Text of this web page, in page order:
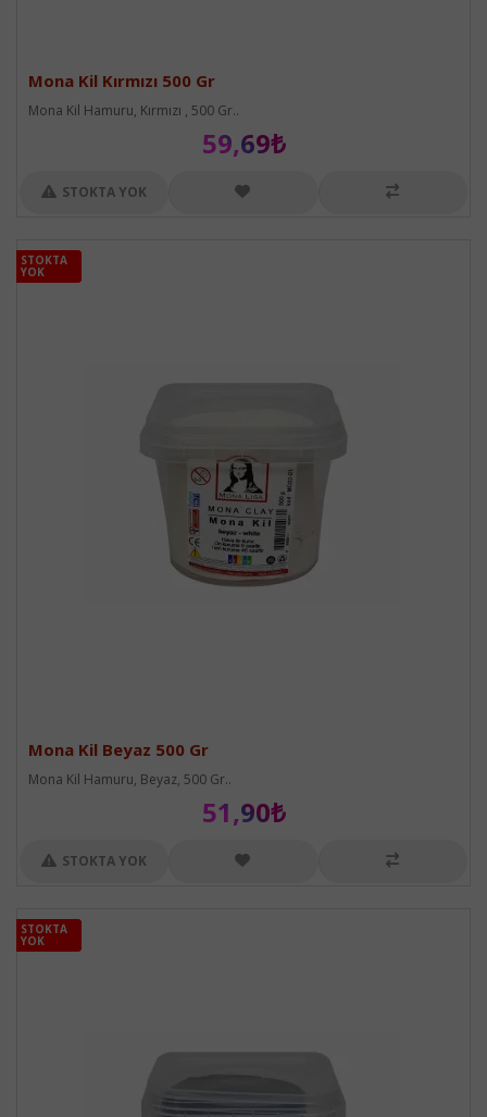
Mona Kil Kırmızı 500 Gr
Mona Kil Hamuru, Kırmızı , 500 Gr..
59,69₺
STOKTA YOK
STOKTA
YOK
STOKTA
YOK
Mona Kil Beyaz 500 Gr
Mona Kil Hamuru, Beyaz, 500 Gr..
51,90₺
STOKTA YOK
STOKTA
YOK
STOKTA
YOK